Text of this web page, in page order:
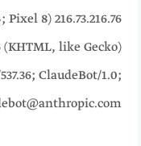
14; Pixel 8)
(KHTML, like Gecko)
ClaudeBot/1.0;